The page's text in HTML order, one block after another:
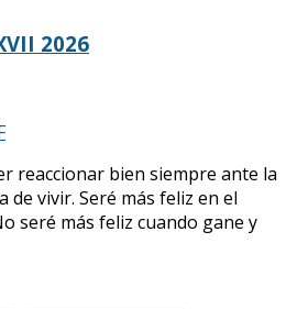
2026
reaccionar bien siempre ante la
de vivir. Seré más feliz en el
seré más feliz cuando gane y